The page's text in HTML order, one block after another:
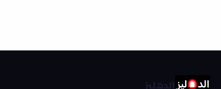
الدهليز